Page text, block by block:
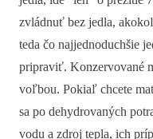
zvládnuť bez jedla,
teda čo najjednoduchšie
pripraviť. Konzervované
voľbou. Pokiaľ chcete
sa po dehydrovaných
vodu a zdroj tepla, ich